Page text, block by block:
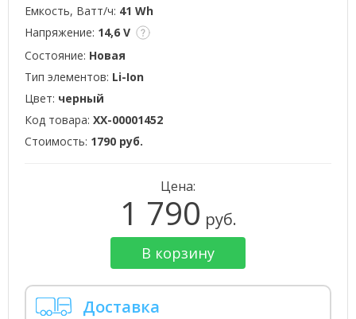
Емкость, Ватт/ч: 41 Wh
Напряжение: 14,6 V
Состояние: Новая
Тип элементов: Li-Ion
Цвет: черный
Код товара: XX-00001452
Стоимость: 1790 руб.
Цена:
1 790 руб.
В корзину
Доставка